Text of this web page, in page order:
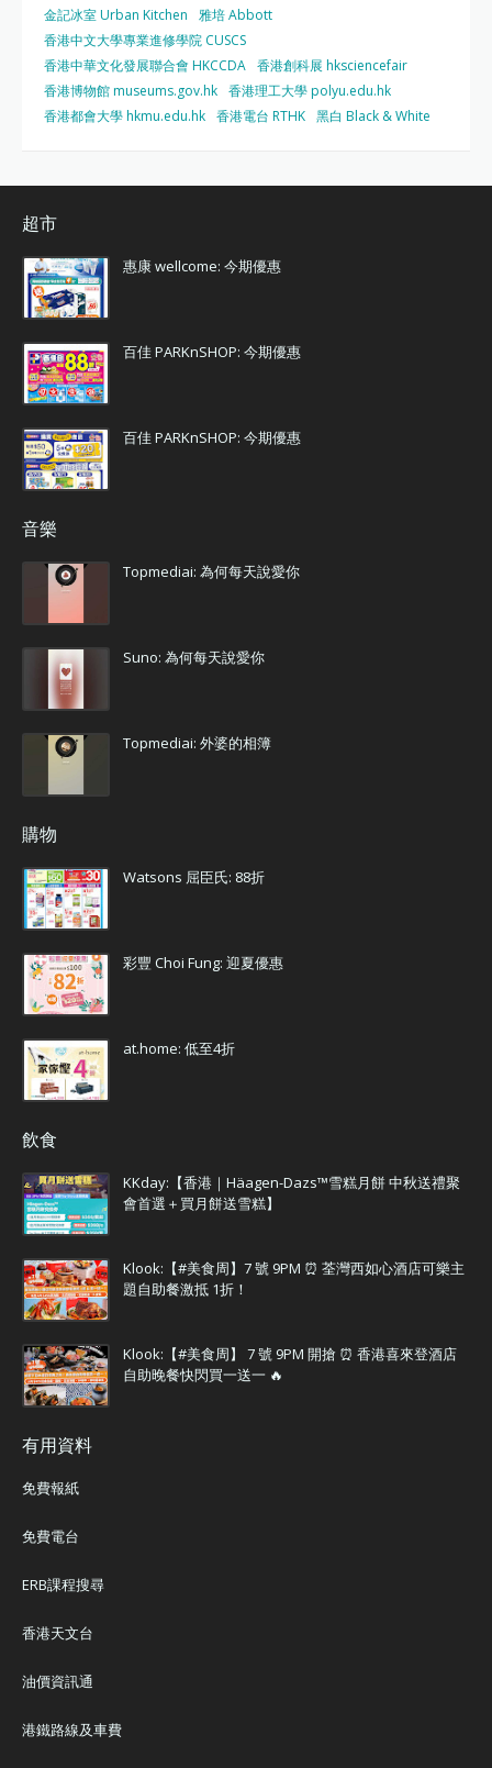
金記冰室 Urban Kitchen
雅培 Abbott
香港中文大學專業進修學院 CUSCS
香港中華文化發展聯合會 HKCCDA 香港創科展 hksciencefair
香港博物館 museums.gov.hk 香港理工大學 polyu.edu.hk
香港都會大學 hkmu.edu.hk 香港電台 RTHK 黑白 Black & White
超市
惠康 wellcome: 今期優惠
百佳 PARKnSHOP: 今期優惠
百佳 PARKnSHOP: 今期優惠
音樂
Topmediai: 為何每天說愛你
Suno: 為何每天說愛你
Topmediai: 外婆的相簿
購物
Watsons 屈臣氏: 88折
彩豐 Choi Fung: 迎夏優惠
at.home: 低至4折
飲食
KKday:【香港｜Häagen-Dazs™雪糕月餅 中秋送禮聚
會首選＋買月餅送雪糕】
Klook:【#美食周】7 號 9PM ⏰ 荃灣西如心酒店可樂主
題自助餐激抵 1折！
Klook:【#美食周】 7 號 9PM 開搶 ⏰ 香港喜來登酒店
自助晚餐快閃買一送一 🔥
有用資料
免費報紙
免費電台
ERB課程搜尋
香港天文台
油價資訊通
港鐵路線及車費